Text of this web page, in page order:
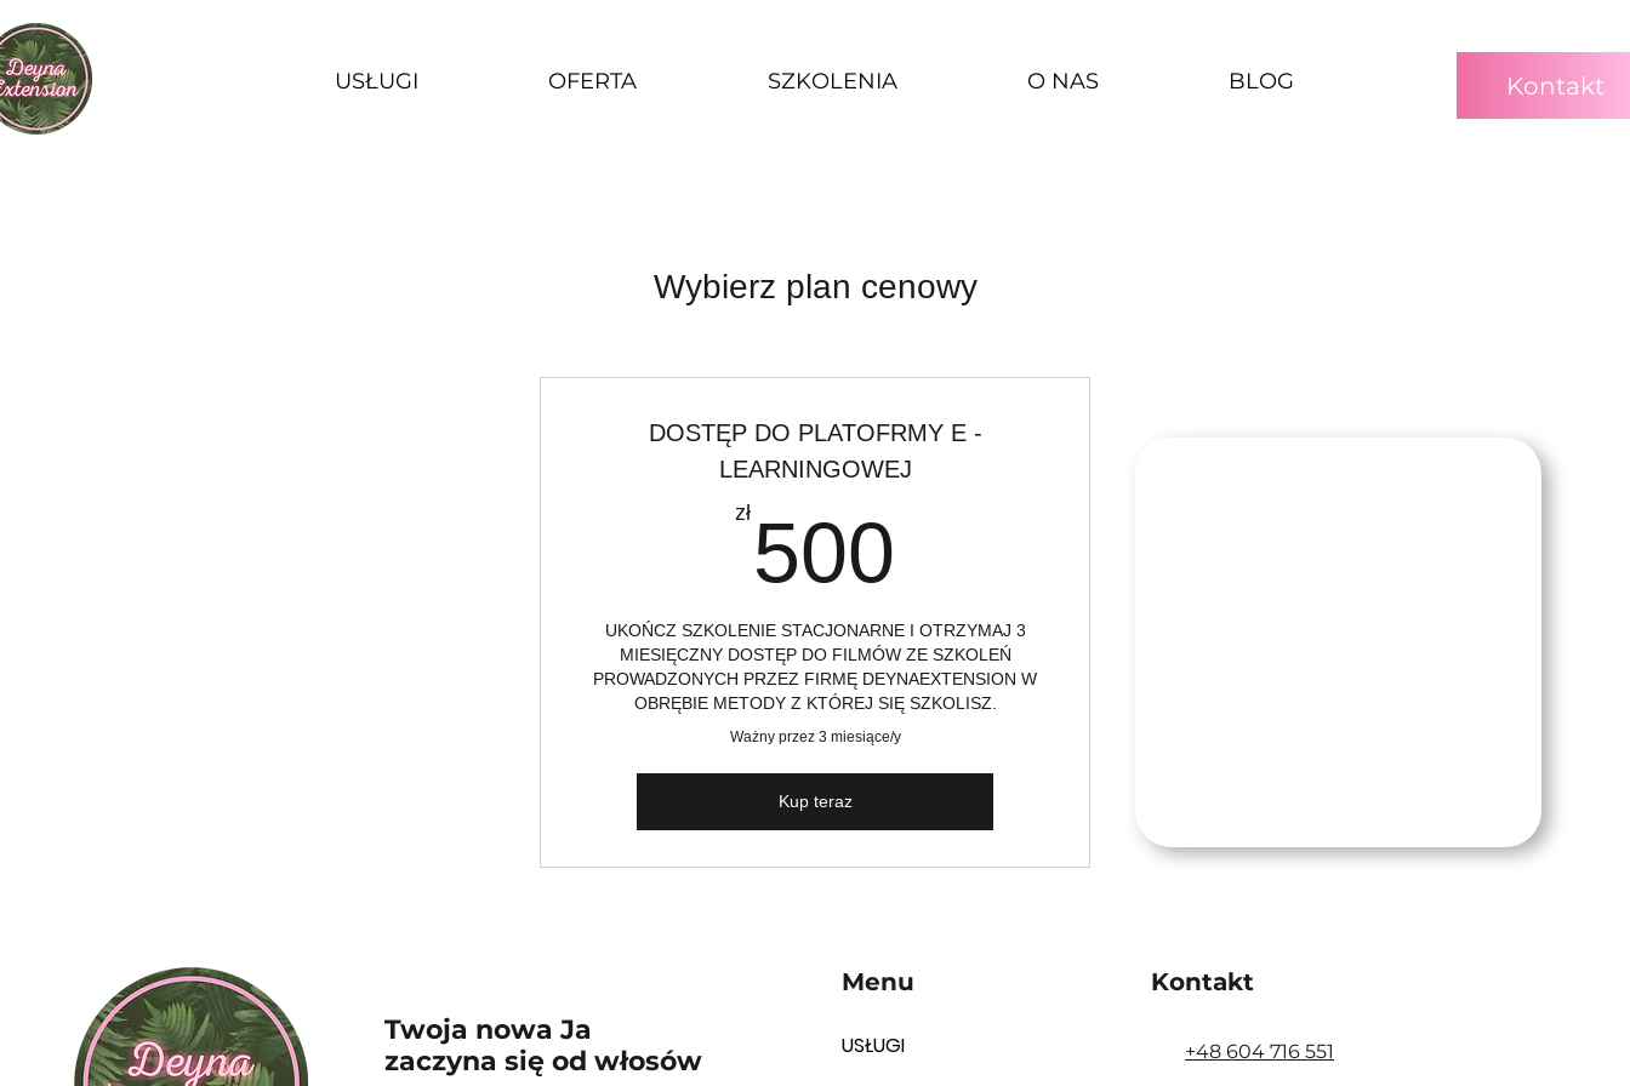
USŁUGI OFERTA SZKOLENIA O NAS BLOG Kontakt
Wybierz plan cenowy
DOSTĘP DO PLATOFRMY E -
LEARNINGOWEJ
zł 500
UKOŃCZ SZKOLENIE STACJONARNE I OTRZYMAJ 3
MIESIĘCZNY DOSTĘP DO FILMÓW ZE SZKOLEŃ
PROWADZONYCH PRZEZ FIRMĘ DEYNAEXTENSION W
OBRĘBIE METODY Z KTÓREJ SIĘ SZKOLISZ.
Ważny przez 3 miesiące/y
Kup teraz
Twoja nowa Ja
zaczyna się od włosów
Kontakt
Menu
USŁUGI +48 604 716 551